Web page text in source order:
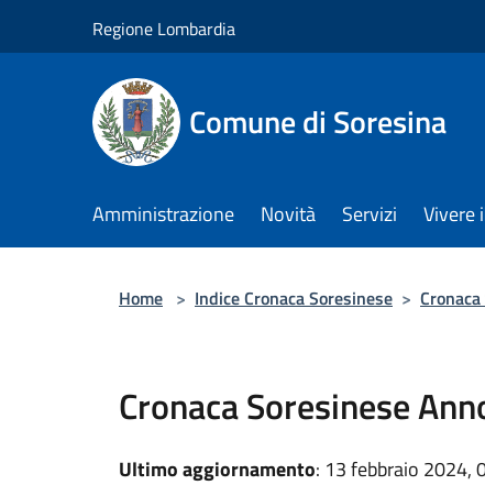
Regione Lombardia
Comune di Soresina
Amministrazione Novità Servizi Vivere
Home > Indice Cronaca Soresinese >
Cronaca Soresinese
Ultimo aggiornamento: 13 febbraio 2024,